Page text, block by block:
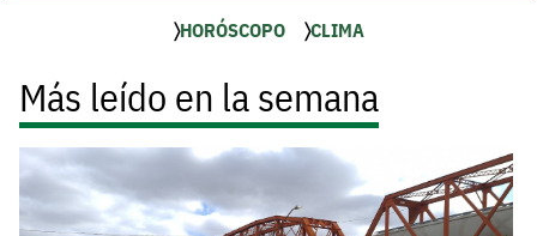
HORÓSCOPO CLIMA
Más leído en la semana